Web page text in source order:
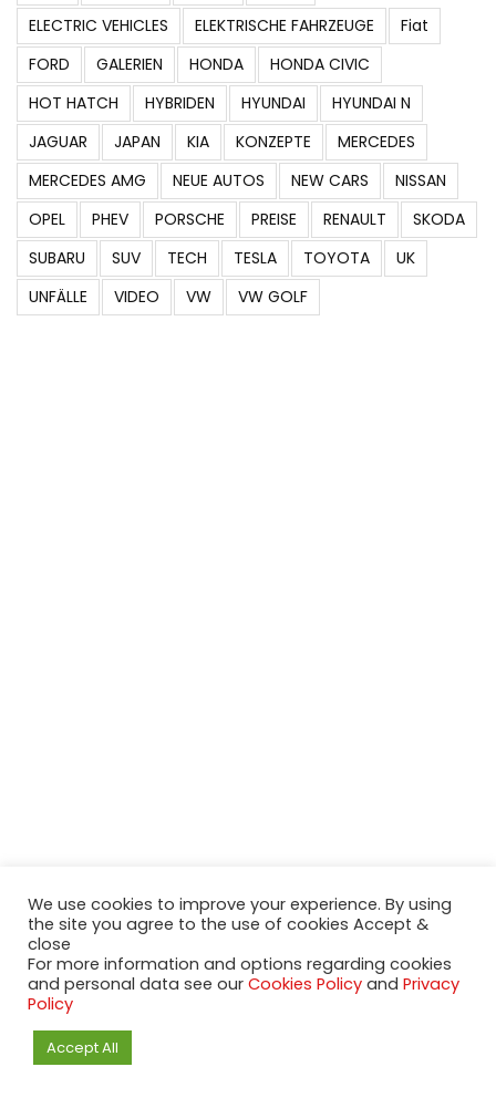
ELECTRIC VEHICLES
ELEKTRISCHE FAHRZEUGE
Fiat
FORD
GALERIEN HONDA
HONDA CIVIC
HOT HATCH
HYBRIDEN HYUNDAI
HYUNDAI N
JAGUAR
JAPAN KIA KONZEPTE
MERCEDES
MERCEDES AMG
NEUE AUTOS NEW CARS
NISSAN
OPEL
PHEV PORSCHE PREISE RENAULT
SKODA
SUBARU
SUV TECH TESLA TOYOTA
UK
UNFÄLLE
VIDEO VW VW GOLF
2020-2023 NeueModelleAutos.de. KaripNetwork - All rights
reserved.
NeuesModelAuto.de
We use cookies to improve your experience. By using
the site you agree to the use of cookies Accept &
close
For more information and options regarding cookies
and personal data see our Cookies Policy and Privacy
Policy
Accept All